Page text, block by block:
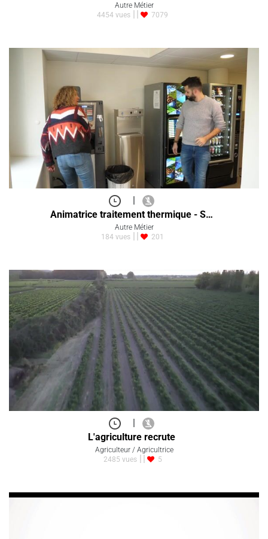
Autre Métier
4454 vues
7079
Animatrice traitement thermique - S…
Autre Métier
184 vues
201
|
L'agriculture recrute
Agriculteur / Agricultrice
2485 vues
5